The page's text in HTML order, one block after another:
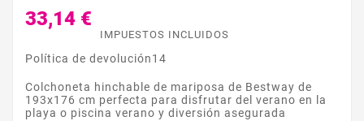
33,14 €
IMPUESTOS INCLUIDOS
Política de devolución14
Colchoneta hinchable de mariposa de Bestway de
193x176 cm perfecta para disfrutar del verano en la
playa o piscina verano y diversión asegurada